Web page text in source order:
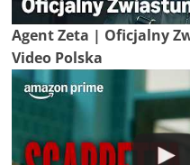
Agent Zeta | Oficjalny
Video Polska